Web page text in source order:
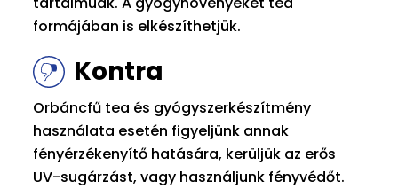
formájában is elkészíthetjük.
Kontra
Orbáncfű tea és gyógyszerkészítmény
használata esetén figyeljünk annak
fényérzékenyítő hatására, kerüljük az erős
UV-sugárzást, vagy használjunk fényvédőt.